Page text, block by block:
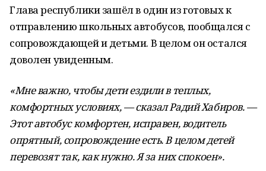
Глава республики зашёл в один из готовых к
отправлению школьных автобусов, пообщался с
сопровождающей и детьми. В целом он остался
доволен увиденным.
«Мне важно, чтобы дети ездили в теплых,
комфортных условиях, — сказал Радий Хабиров. —
Этот автобус комфортен, исправен, водитель
опрятный, сопровождение есть. В целом детей
перевозят так, как нужно. Я за них спокоен».